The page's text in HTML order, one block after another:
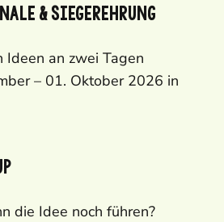
& Siegerehrung
Ideen an zwei Tagen
– 01. Oktober 2026 in
die Idee noch führen?